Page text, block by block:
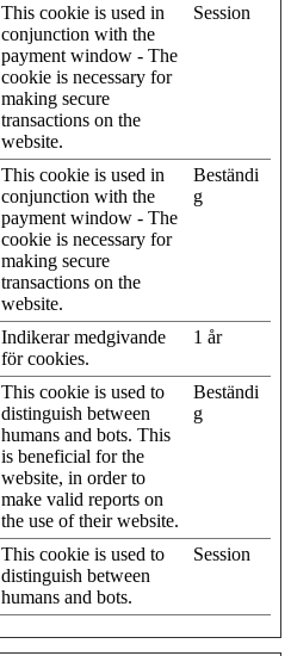
This cookie is used in
conjunction with the
payment window - The
cookie is necessary for
making secure
transactions on the
website.
Session
This cookie is used in
conjunction with the
payment window - The
cookie is necessary for
making secure
transactions on the
website.
Beständi
g
Indikerar medgivande
för cookies.
1 år
This cookie is used to
distinguish between
humans and bots. This
is beneficial for the
website, in order to
make valid reports on
the use of their website.
Beständi
g
This cookie is used to
distinguish between
humans and bots.
Session